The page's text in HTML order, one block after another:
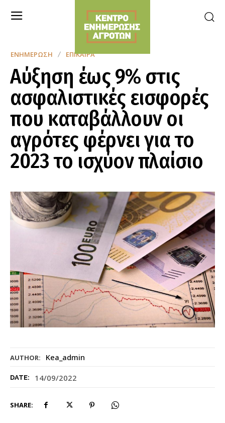
AUTHOR: Kea_admin
DATE: 14/09/2022
SHARE:
ΕΝΗΜΈΡΩΣΗ ΕΠΊΚΑΙΡΑ
Αύξηση έως 9% στις
ασφαλιστικές εισφορές
που καταβάλλουν οι
αγρότες φέρνει για το
2023 το ισχύον πλαίσιο